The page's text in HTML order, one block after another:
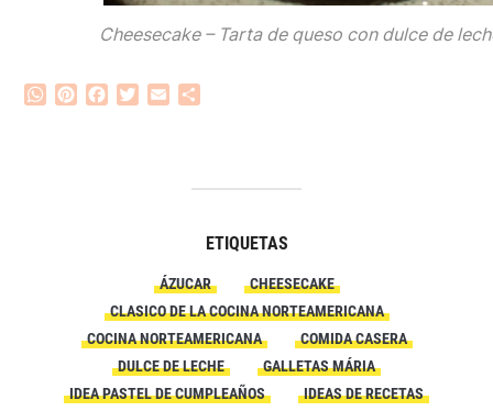
Cheesecake – Tarta de queso con dulce de
WhatsApp
PinterestFacebook
Twitter
Email
ETIQUETAS
ÁZUCAR
CHEESECAKE
CLASICO DE LA COCINA NORTEAMERICANA
COCINA NORTEAMERICANA
COMIDA CASERA
DULCE DE LECHE
GALLETAS MÁRIA
IDEA PASTEL DE CUMPLEAÑOS
IDEAS DE RECETAS